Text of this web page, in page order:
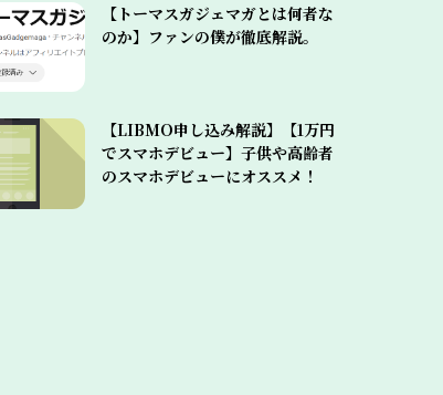
【トーマスガジェマガとは何者な
のか】ファンの僕が徹底解説。
【LIBMO申し込み解説】【1万円
でスマホデビュー】子供や高齢者
のスマホデビューにオススメ！